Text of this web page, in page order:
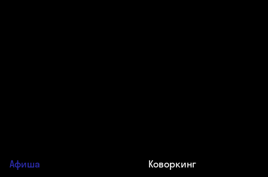
Афиша
Коворкинг